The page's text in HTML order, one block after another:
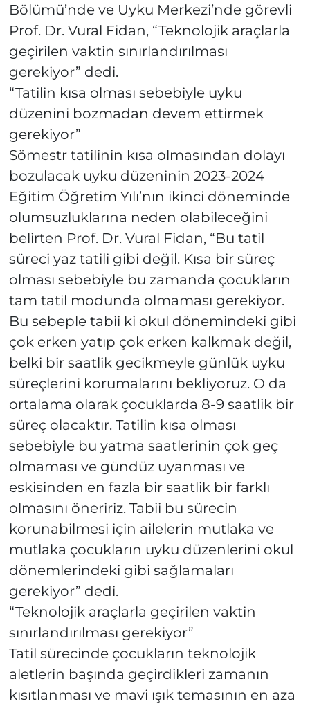
Bölümü’nde ve Uyku Merkezi’nde görevli
Prof. Dr. Vural Fidan, “Teknolojik araçlarla
geçirilen vaktin sınırlandırılması
gerekiyor” dedi.
“Tatilin kısa olması sebebiyle uyku
düzenini bozmadan devem ettirmek
gerekiyor”
Sömestr tatilinin kısa olmasından dolayı
bozulacak uyku düzeninin 2023-2024
Eğitim Öğretim Yılı’nın ikinci döneminde
olumsuzluklarına neden olabileceğini
belirten Prof. Dr. Vural Fidan, “Bu tatil
süreci yaz tatili gibi değil. Kısa bir süreç
olması sebebiyle bu zamanda çocukların
tam tatil modunda olmaması gerekiyor.
Bu sebeple tabii ki okul dönemindeki gibi
çok erken yatıp çok erken kalkmak değil,
belki bir saatlik gecikmeyle günlük uyku
süreçlerini korumalarını bekliyoruz. O da
ortalama olarak çocuklarda 8-9 saatlik bir
süreç olacaktır. Tatilin kısa olması
sebebiyle bu yatma saatlerinin çok geç
olmaması ve gündüz uyanması ve
eskisinden en fazla bir saatlik bir farklı
olmasını öneririz. Tabii bu sürecin
korunabilmesi için ailelerin mutlaka ve
mutlaka çocukların uyku düzenlerini okul
dönemlerindeki gibi sağlamaları
gerekiyor” dedi.
“Teknolojik araçlarla geçirilen vaktin
sınırlandırılması gerekiyor”
Tatil sürecinde çocukların teknolojik
aletlerin başında geçirdikleri zamanın
kısıtlanması ve mavi ışık temasının en aza